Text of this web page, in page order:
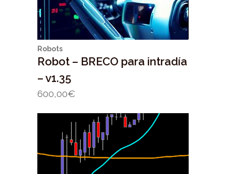
Robots
Robot – BRECO para intradía
– v1.35
600,00€